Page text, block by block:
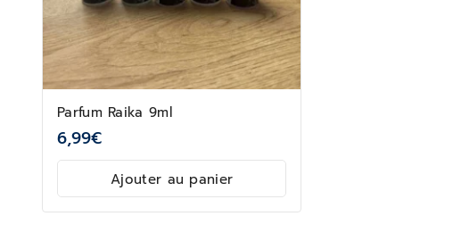
Parfum Raika 9ml
6,99€
Ajouter au panier